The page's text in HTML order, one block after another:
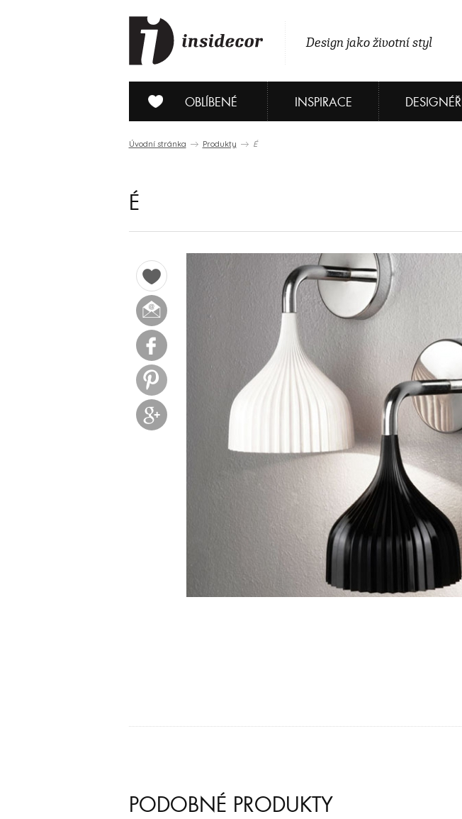
Design jako životní styl
OBLÍBENÉ INSPIRACE DESIGNÉŘI
Úvodní stránka Produkty É
É
PODOBNÉ PRODUKTY